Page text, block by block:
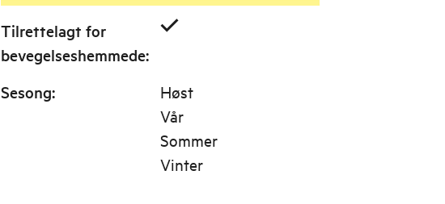
Tilrettelagt for
bevegelseshemmede:
Sesong:
Høst
Vår
Sommer
Vinter